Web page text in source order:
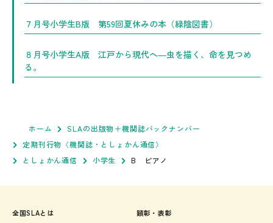
７月号小学生B版 第59回夏休みの本（緑陰図書）
８月号小学生A版 江戸から現代へ―虫を描く、命を見つめ
る。
ホーム
SLAの出版物＋機関誌バックナンバー
定期刊行物〈機関誌・としょかん通信〉
としょかん通信
小学生 B ピアノ
全国SLAとは
顕彰・表彰